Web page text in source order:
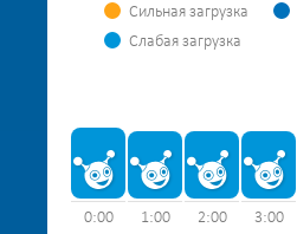
Сильная загрузка
Слабая загрузка
0:00 1:00 2:00 3:00